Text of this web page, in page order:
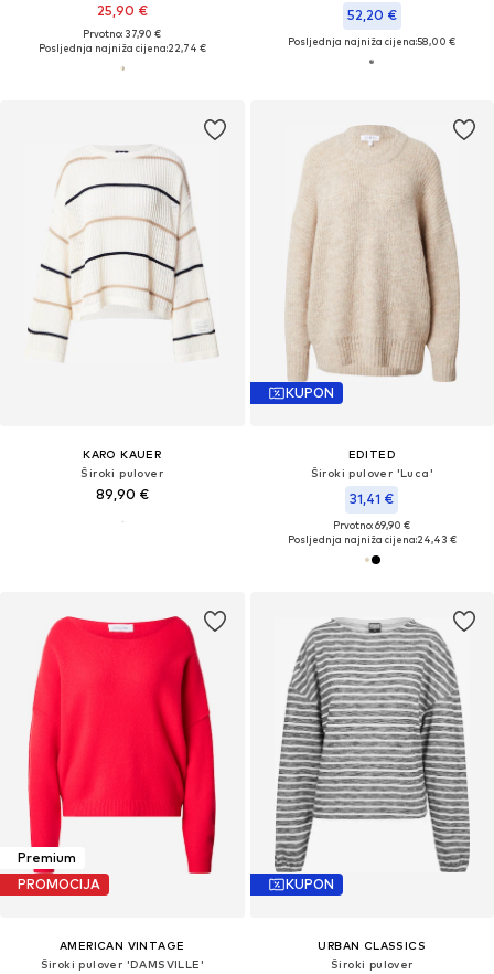
25,90 €
Prvotno: 37,90 €
Posljednja najniža cijena:22,74 €
52,20 €
Posljednja najniža cijena:58,00 €
KARO KAUER
Široki pulover
89,90 €
KUPON
EDITED
Široki pulover 'Luca'
31,41 €
Prvotno: 69,90 €
Posljednja najniža cijena:24,43 €
Premium
PROMOCIJA
AMERICAN VINTAGE
Široki pulover 'DAMSVILLE'
KUPON
URBAN CLASSICS
Široki pulover